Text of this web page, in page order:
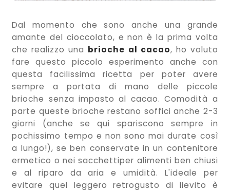
Dal momento che sono anche una grande
amante del cioccolato, e non è la prima volta
che realizzo una brioche al cacao, ho voluto
fare questo piccolo esperimento anche con
questa facilissima ricetta per poter avere
sempre a portata di mano delle piccole
brioche senza impasto al cacao. Comodità a
parte queste brioche restano soffici anche 2-3
giorni (anche se qui spariscono sempre in
pochissimo tempo e non sono mai durate così
a lungo!), se ben conservate in un contenitore
ermetico o nei sacchettiper alimenti ben chiusi
e al riparo da aria e umidità. L'ideale per
evitare quel leggero retrogusto di lievito è